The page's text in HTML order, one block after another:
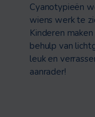
Cyanotypieën
wiens werk te
Kinderen
behulp van
leuk en
aanrader!